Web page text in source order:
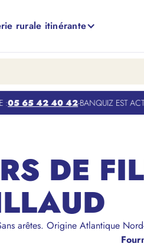
rurale itinérante
05 65 42 40 42-BANQUIZ EST
DE
arêtes. Origine Atlantique